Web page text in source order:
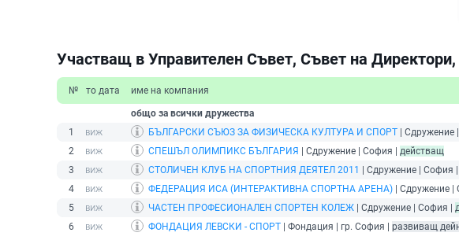
Участващ в Управителен Съвет, Съвет на
№ то дата име на компания
общо за всички дружества
1
БЪЛГАРСКИ СЪЮЗ ЗА ФИЗИЧЕСКА КУЛТУРА И СПОРТ | Сдружение
2
СПЕШЪЛ ОЛИМПИКС БЪЛГАРИЯ | Сдружение | София | действащ
3
СТОЛИЧЕН КЛУБ НА СПОРТНИЯ ДЕЯТЕЛ 2011 | Сдружение | София |
4
ФЕДЕРАЦИЯ ИСА (ИНТЕРАКТИВНА СПОРТНА АРЕНА) | Сдружение |
5
ЧАСТЕН ПРОФЕСИОНАЛЕН СПОРТЕН КОЛЕЖ | Сдружение | София |
6
ФОНДАЦИЯ ЛЕВСКИ - СПОРТ | Фондация | гр. София | развиващ